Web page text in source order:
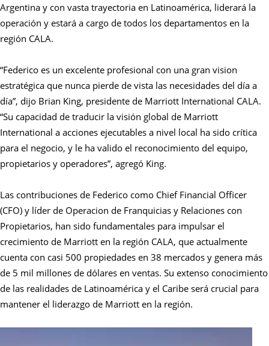
Argentina y con vasta trayectoria en Latinoamérica, liderará la
operación y estará a cargo de todos los departamentos en la
región CALA.
“Federico es un excelente profesional con una gran vision
estratégica que nunca pierde de vista las necesidades del día a
día”, dijo Brian King, presidente de Marriott International CALA.
“Su capacidad de traducir la visión global de Marriott
International a acciones ejecutables a nivel local ha sido crítica
para el negocio, y le ha valido el reconocimiento del equipo,
propietarios y operadores”, agregó King.
Las contribuciones de Federico como Chief Financial Officer
(CFO) y líder de Operacion de Franquicias y Relaciones con
Propietarios, han sido fundamentales para impulsar el
crecimiento de Marriott en la región CALA, que actualmente
cuenta con casi 500 propiedades en 38 mercados y genera más
de 5 mil millones de dólares en ventas. Su extenso conocimiento
de las realidades de Latinoamérica y el Caribe será crucial para
mantener el liderazgo de Marriott en la región.